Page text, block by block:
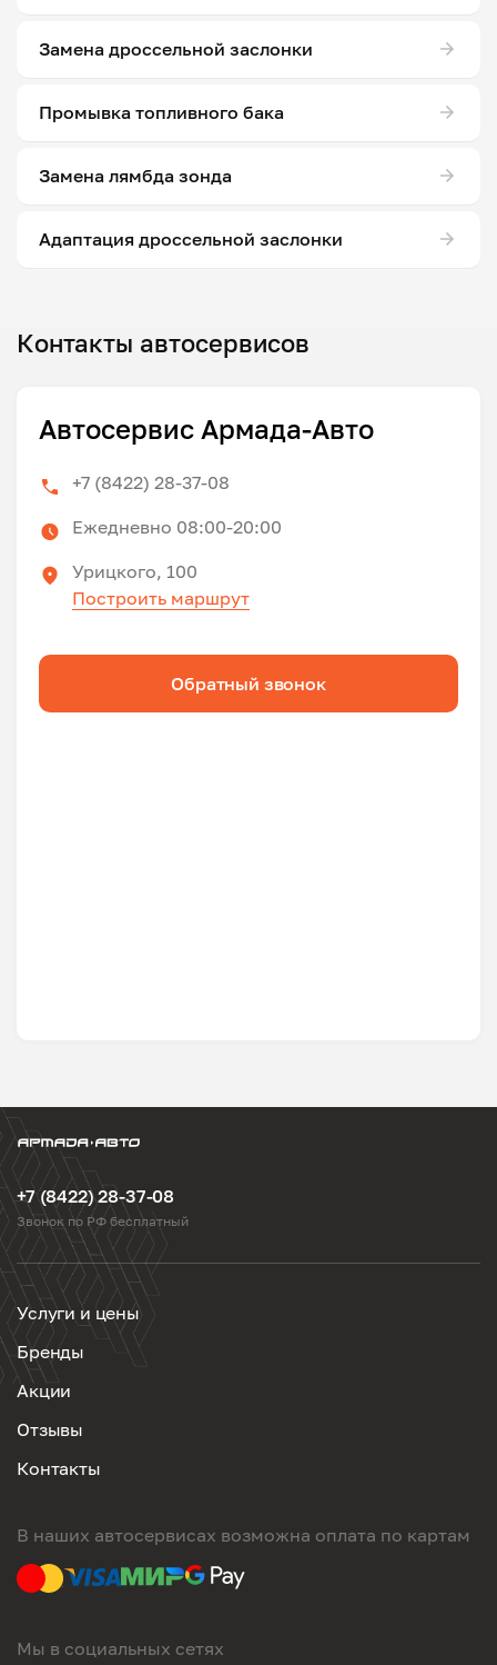
Замена дроссельной заслонки
Промывка топливного бака
Замена лямбда зонда
Адаптация дроссельной заслонки
Контакты автосервисов
Автосервис Армада-Авто
+7 (8422) 28-37-08
Ежедневно 08:00-20:00
Урицкого, 100
Построить маршрут
Обратный звонок
+7 (8422) 28-37-08
Звонок по РФ бесплатный
Услуги и цены
Бренды
Акции
Отзывы
Контакты
В наших автосервисах возможна оплата по картам
Мы в социальных сетях